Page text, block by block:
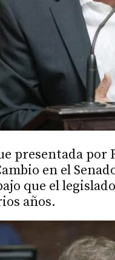
presentada por
en el
que el
años.